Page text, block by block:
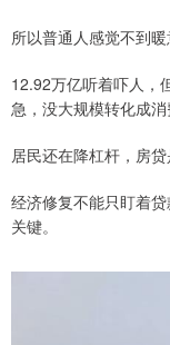
所以普通人感觉不到暖
12.92万亿听着吓人，
急，没大规模转化成消
居民还在降杠杆，房贷
经济修复不能只盯着
关键。